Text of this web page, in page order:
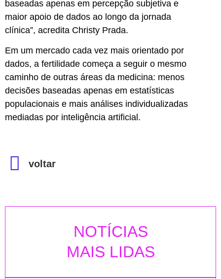
baseadas apenas em percepção subjetiva e
maior apoio de dados ao longo da jornada
clínica”, acredita Christy Prada.
Em um mercado cada vez mais orientado por
dados, a fertilidade começa a seguir o mesmo
caminho de outras áreas da medicina: menos
decisões baseadas apenas em estatísticas
populacionais e mais análises individualizadas
mediadas por inteligência artificial.
voltar
NOTÍCIAS
MAIS LIDAS